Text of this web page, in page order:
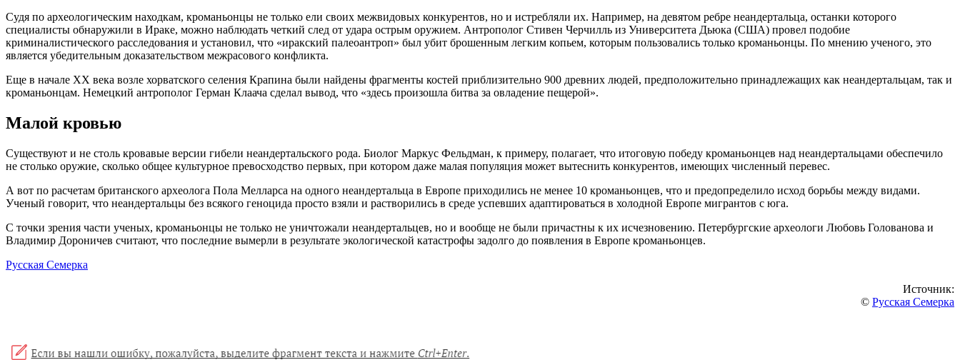
Судя по археологическим находкам, кроманьонцы не только ели своих межвидовых конкурентов, но и истребляли их. Например, на девятом ребре неандертальца, останки которого
специалисты обнаружили в Ираке, можно наблюдать четкий след от удара острым оружием. Антрополог Стивен Черчилль из Университета Дьюка (США) провел подобие
криминалистического расследования и установил, что «иракский палеоантроп» был убит брошенным легким копьем, которым пользовались только кроманьонцы. По мнению ученого, это
является убедительным доказательством межрасового конфликта.
Еще в начале XX века возле хорватского селения Крапина были найдены фрагменты костей приблизительно 900 древних людей, предположительно принадлежащих как неандертальцам, так и
кроманьонцам. Немецкий антрополог Герман Клаача сделал вывод, что «здесь произошла битва за овладение пещерой».
Малой кровью
Существуют и не столь кровавые версии гибели неандертальского рода. Биолог Маркус Фельдман, к примеру, полагает, что итоговую победу кроманьонцев над неандертальцами обеспечило
не столько оружие, сколько общее культурное превосходство первых, при котором даже малая популяция может вытеснить конкурентов, имеющих численный перевес.
А вот по расчетам британского археолога Пола Мелларса на одного неандертальца в Европе приходились не менее 10 кроманьонцев, что и предопределило исход борьбы между видами.
Ученый говорит, что неандертальцы без всякого геноцида просто взяли и растворились в среде успевших адаптироваться в холодной Европе мигрантов с юга.
С точки зрения части ученых, кроманьонцы не только не уничтожали неандертальцев, но и вообще не были причастны к их исчезновению. Петербургские археологи Любовь Голованова и
Владимир Дороничев считают, что последние вымерли в результате экологической катастрофы задолго до появления в Европе кроманьонцев.
Русская Семерка
Источник:
© Русская Семерка